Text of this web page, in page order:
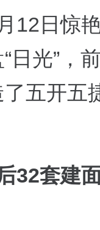
12日惊
日光”，
五开五
32套建